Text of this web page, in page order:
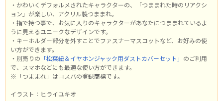
・かわいくデフォルメされたキャラクターの、「つままれた時のリアクシ
ョン」が楽しい、アクリル製つままれ。
・指で持つ事で、お気に入りのキャラクターがあなたにつままれているよ
うに見えるユニークなデザインです。
・キーホルダー部分を外すことでファスナーマスコットなど、お好みの使
い方ができます。
・別売りの 「松葉紐＆イヤホンジャック用ダストカバーセット」 のご利用
で、スマホなどにも最適な使い方ができます。
※「つままれ」はコスパの登録商標です。
イラスト：ヒライユキオ